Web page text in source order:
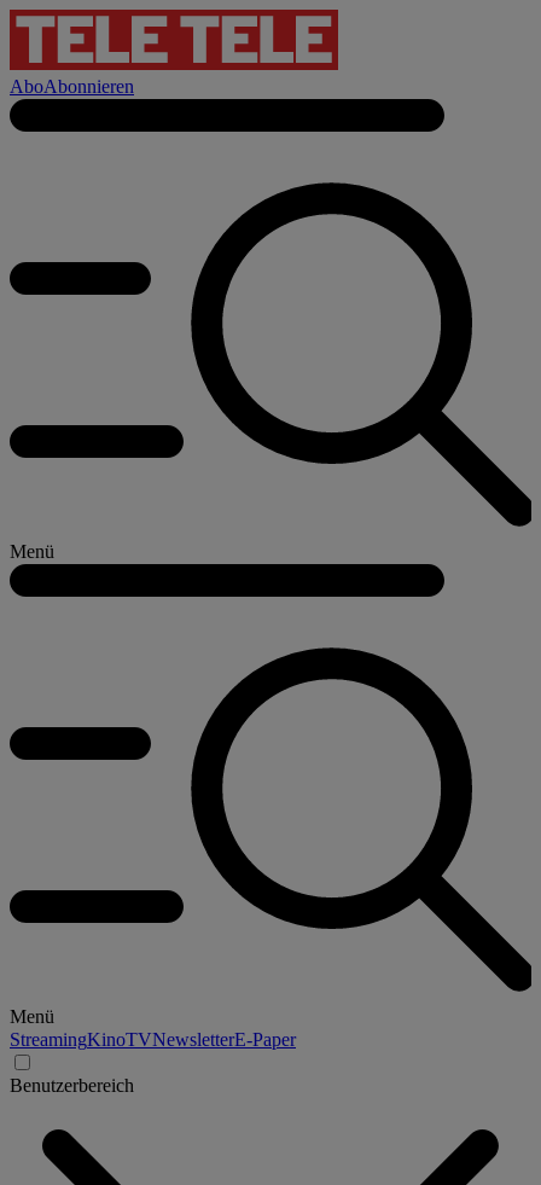
AboAbonnieren
Menü
Menü
StreamingKinoTVNewsletterE-Paper
Benutzerbereich